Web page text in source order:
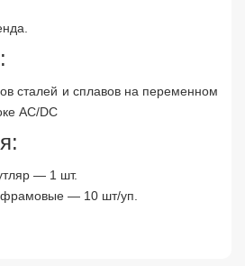
сталей и сплавов на переменном
AC/DC
— 1 шт.
— 10 шт/уп.